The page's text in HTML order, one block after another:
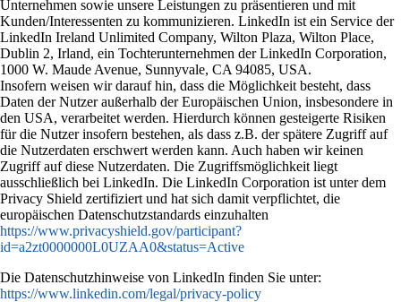
Unternehmen sowie unsere Leistungen zu präsentieren und mit
Kunden/Interessenten zu kommunizieren. LinkedIn ist ein Service der
LinkedIn Ireland Unlimited Company, Wilton Plaza, Wilton Place,
Dublin 2, Irland, ein Tochterunternehmen der LinkedIn Corporation,
1000 W. Maude Avenue, Sunnyvale, CA 94085, USA.
Insofern weisen wir darauf hin, dass die Möglichkeit besteht, dass
Daten der Nutzer außerhalb der Europäischen Union, insbesondere in
den USA, verarbeitet werden. Hierdurch können gesteigerte Risiken
für die Nutzer insofern bestehen, als dass z.B. der spätere Zugriff auf
die Nutzerdaten erschwert werden kann. Auch haben wir keinen
Zugriff auf diese Nutzerdaten. Die Zugriffsmöglichkeit liegt
ausschließlich bei LinkedIn. Die LinkedIn Corporation ist unter dem
Privacy Shield zertifiziert und hat sich damit verpflichtet, die
europäischen Datenschutzstandards einzuhalten
https://www.privacyshield.gov/participant?
id=a2zt0000000L0UZAA0&status=Active
Die Datenschutzhinweise von LinkedIn finden Sie unter:
https://www.linkedin.com/legal/privacy-policy